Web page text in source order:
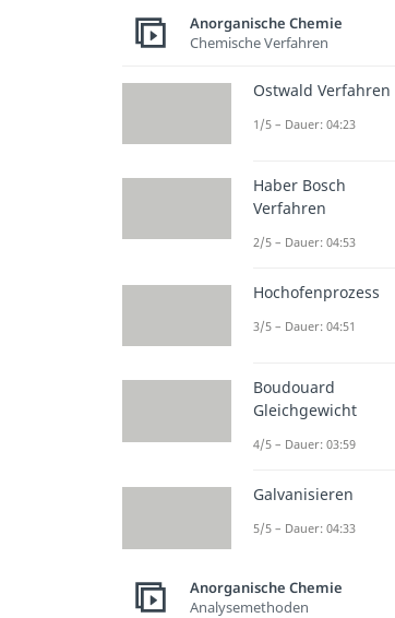
Anorganische Chemie
Chemische Verfahren
Ostwald Verfahren
1/5 – Dauer: 04:23
Haber Bosch
Verfahren
2/5 – Dauer: 04:53
Hochofenprozess
3/5 – Dauer: 04:51
Boudouard
Gleichgewicht
4/5 – Dauer: 03:59
Galvanisieren
5/5 – Dauer: 04:33
Anorganische Chemie
Analysemethoden